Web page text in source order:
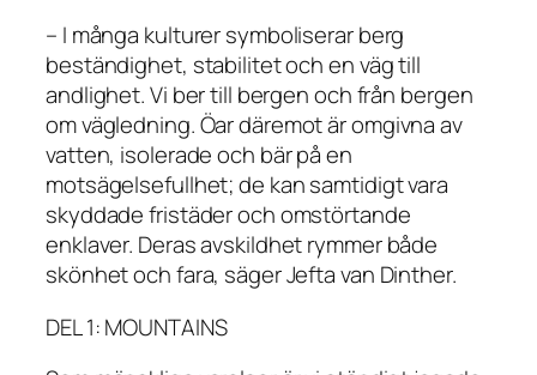
– I många kulturer symboliserar berg
beständighet, stabilitet och en väg till
andlighet. Vi ber till bergen och från bergen
om vägledning. Öar däremot är omgivna av
vatten, isolerade och bär på en
motsägelsefullhet; de kan samtidigt vara
skyddade fristäder och omstörtande
enklaver. Deras avskildhet rymmer både
skönhet och fara, säger Jefta van Dinther.
DEL 1: MOUNTAINS